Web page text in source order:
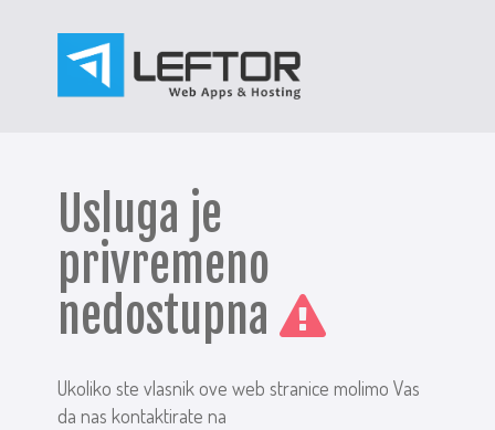
Usluga je
privremeno
nedostupna
Ukoliko ste vlasnik ove web stranice molimo Vas
da nas kontaktirate na